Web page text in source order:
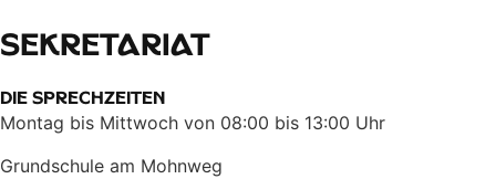
Sekretariat
Die Sprechzeiten
Montag bis Mittwoch von 08:00 bis 13:00 Uhr
Grundschule am Mohnweg